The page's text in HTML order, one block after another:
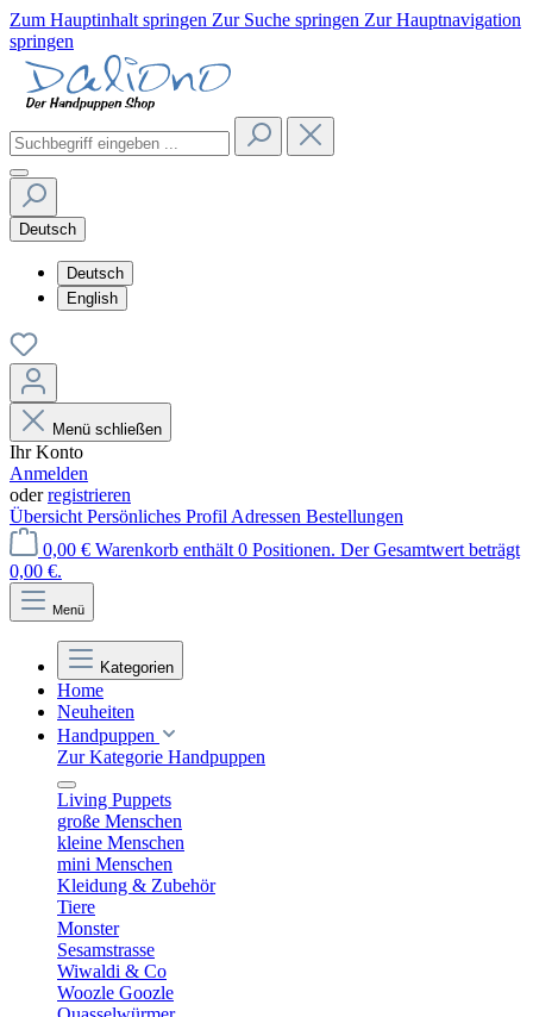
Zum Hauptinhalt springen Zur Suche springen Zur Hauptnavigation
springen
Deutsch
Deutsch
English
Menü schließen
Ihr Konto
Anmelden
oderregistrieren
Übersicht Persönliches Profil Adressen Bestellungen
0,00 € Warenkorb enthält 0 Positionen. Der Gesamtwert beträgt
0,00 €.
Menü
Kategorien
Home
Neuheiten
Handpuppen
Zur Kategorie Handpuppen
Living Puppets
große Menschen
kleine Menschen
mini Menschen
Kleidung & Zubehör
Tiere
Monster
Sesamstrasse
Wiwaldi & Co
Woozle Goozle